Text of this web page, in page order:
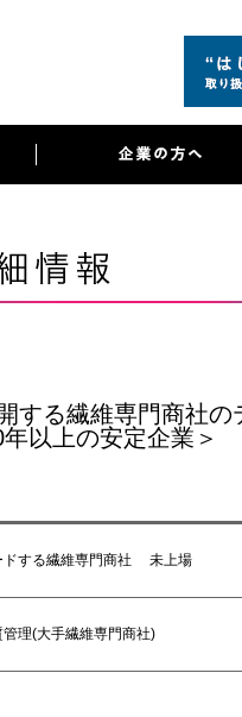
する繊維専門商社の
以上の安定企業＞
ドする繊維専門商社 未上場
理(大手繊維専門商社)